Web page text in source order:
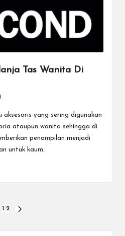
Tas Wanita Di
aksesoris yang sering digunakan
ataupun wanita sehingga di
penampilan menjadi
untuk kaum…
2